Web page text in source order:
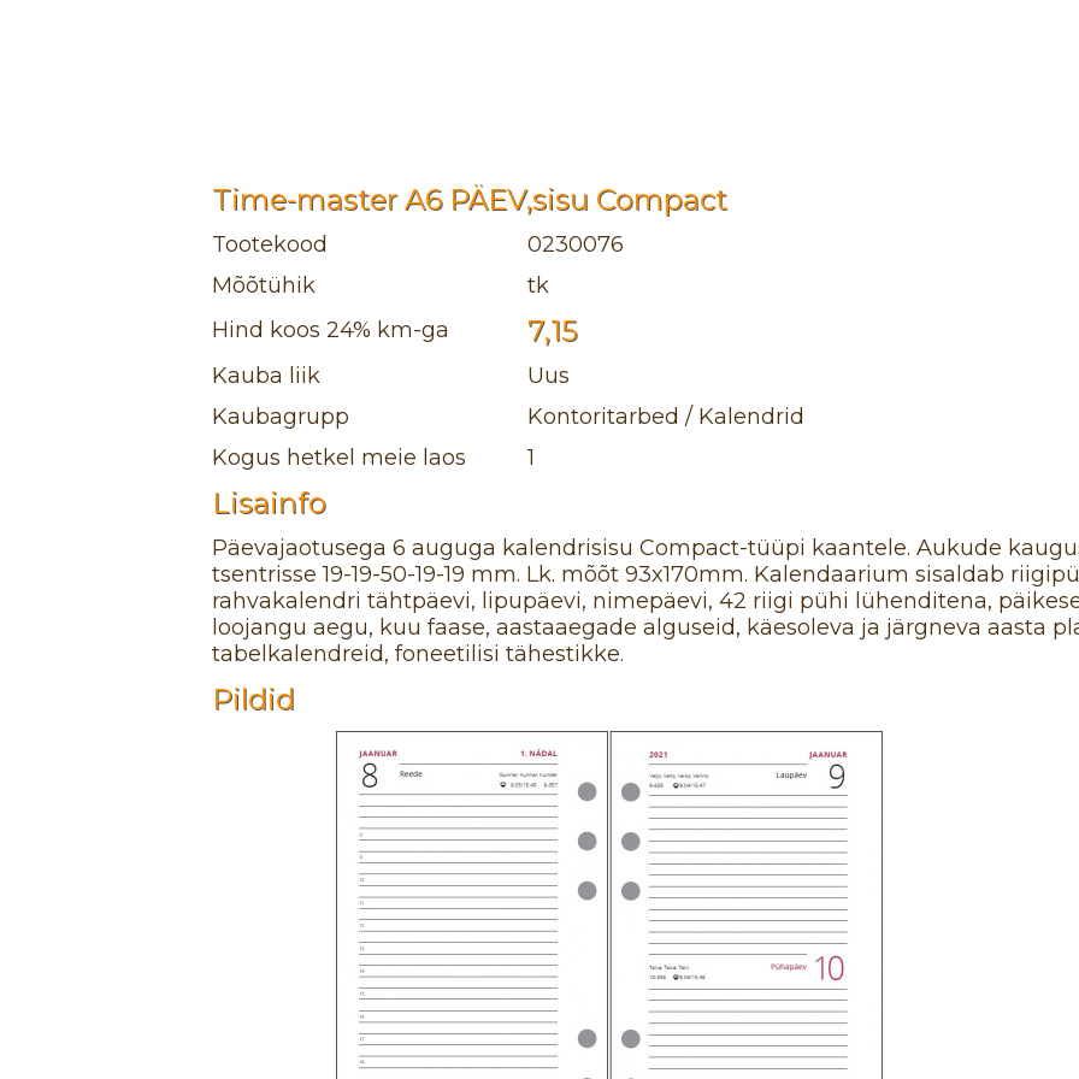
Time-master A6 PÄEV,sisu Compact
Tootekood
0230076
Mõõtühik
tk
Hind koos 24% km-ga
7,15
Kauba liik
Uus
Kaubagrupp
Kontoritarbed / Kalendrid
Kogus hetkel meie laos
1
Lisainfo
Päevajaotusega 6 auguga kalendrisisu Compact-tüüpi kaantele. Aukude
tsentrisse 19-19-50-19-19 mm. Lk. mõõt 93x170mm. Kalendaarium sisaldab
rahvakalendri tähtpäevi, lipupäevi, nimepäevi, 42 riigi pühi lühenditena,
loojangu aegu, kuu faase, aastaaegade alguseid, käesoleva ja järgneva aasta
tabelkalendreid, foneetilisi tähestikke.
Pildid